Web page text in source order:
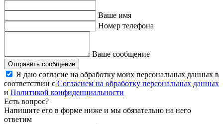
Ваше имя
Номер телефона
Ваше сообщение
Отправить сообщение
Я даю согласие на обработку моих персональных данных в
соответствии с Согласием на обработку персональных данных
и Политикой конфиденциальности
Есть вопрос?
Напишите его в форме ниже и мы обязательно на него
ответим